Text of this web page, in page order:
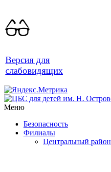
Версия для
слабовидящих
Меню
Безопасность
Филиалы
Центральный район